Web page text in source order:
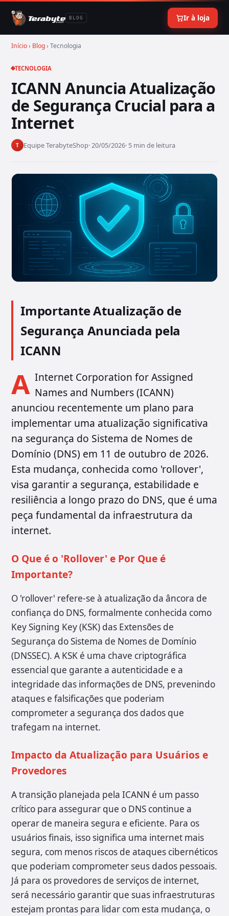
BLOG Ir à loja
Início› Blog› Tecnologia
TECNOLOGIA
ICANN Anuncia Atualização
de Segurança Crucial para a
Internet
T Equipe TerabyteShop· 20/05/2026· 5 min de leitura
Importante Atualização de
Segurança Anunciada pela
ICANN
A Internet Corporation for Assigned
Names and Numbers (ICANN)
anunciou recentemente um plano para
implementar uma atualização significativa
na segurança do Sistema de Nomes de
Domínio (DNS) em 11 de outubro de 2026.
Esta mudança, conhecida como 'rollover',
visa garantir a segurança, estabilidade e
resiliência a longo prazo do DNS, que é uma
peça fundamental da infraestrutura da
internet.
O Que é o 'Rollover' e Por Que é
Importante?
O 'rollover' refere-se à atualização da âncora de
confiança do DNS, formalmente conhecida como
Key Signing Key (KSK) das Extensões de
Segurança do Sistema de Nomes de Domínio
(DNSSEC). A KSK é uma chave criptográfica
essencial que garante a autenticidade e a
integridade das informações de DNS, prevenindo
ataques e falsificações que poderiam
comprometer a segurança dos dados que
trafegam na internet.
Impacto da Atualização para Usuários e
Provedores
A transição planejada pela ICANN é um passo
crítico para assegurar que o DNS continue a
operar de maneira segura e eficiente. Para os
usuários finais, isso significa uma internet mais
segura, com menos riscos de ataques cibernéticos
que poderiam comprometer seus dados pessoais.
Já para os provedores de serviços de internet,
será necessário garantir que suas infraestruturas
estejam prontas para lidar com esta mudança, o